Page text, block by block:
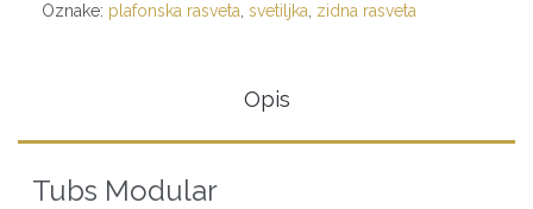
Oznake: plafonska rasveta svetiljka zidna rasveta
Opis
Tubs Modular